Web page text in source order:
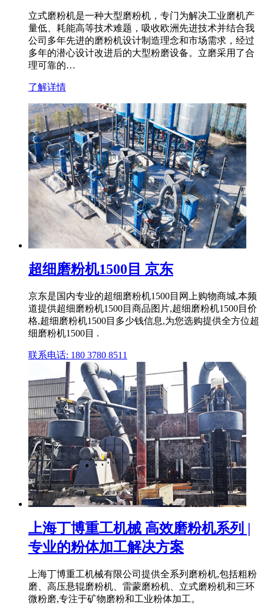
立式磨粉机是一种大型磨粉机，专门为解决工业磨机产
量低、耗能高等技术难题，吸收欧洲先进技术并结合我
公司多年先进的磨粉机设计制造理念和市场需求，经过
多年的潜心设计改进后的大型粉磨设备。立磨采用了合
理可靠的…
了解详情
超细磨粉机1500目 京东
京东是国内专业的超细磨粉机1500目网上购物商城,本频
道提供超细磨粉机1500目商品图片,超细磨粉机1500目价
格,超细磨粉机1500目多少钱信息,为您选购提供全方位超
细磨粉机1500目 .
联系电话: 180 3780 8511
上海丁博重工机械 高效磨粉机系列 |
专业的粉体加工解决方案
上海丁博重工机械有限公司提供全系列磨粉机,包括粗粉
磨、高压悬辊磨粉机、雷蒙磨粉机、立式磨粉机和三环
微粉磨,专注于矿物磨粉和工业粉体加工。